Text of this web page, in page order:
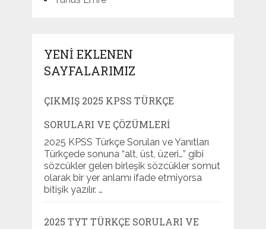
YENI EKLENEN
SAYFALARIMIZ
ÇIKMIŞ 2025 KPSS TÜRKÇE
SORULARI VE ÇÖZÜMLERI
2025 KPSS Türkçe Soruları ve Yanıtları
Türkçede sonuna “alt, üst, üzeri…” gibi
sözcükler gelen birleşik sözcükler somut
olarak bir yer anlamı ifade etmiyorsa
bitişik yazılır. …
2025 TYT TÜRKÇE SORULARI VE